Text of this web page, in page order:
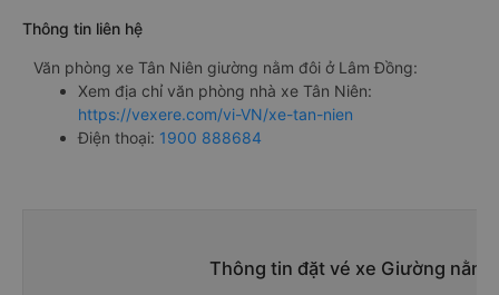
Thông tin liên hệ
Văn phòng xe Tân Niên giường nằm đôi ở Lâm Đồng:
Xem địa chỉ văn phòng nhà xe Tân Niên:
https://vexere.com/vi-VN/xe-tan-nien
Điện thoại: 1900 888684
Thông tin đặt vé xe Giường nằm